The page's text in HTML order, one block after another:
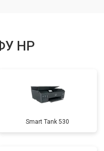
HP
Smart Tank 530